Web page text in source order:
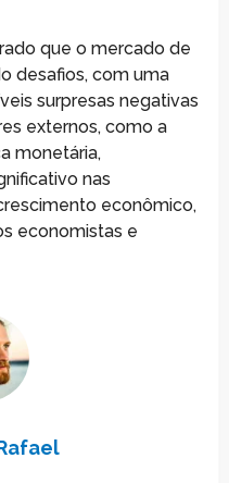
que o mercado de
desafios, com uma
surpresas negativas
externos, como a
monetária,
nas
econômico,
economistas e